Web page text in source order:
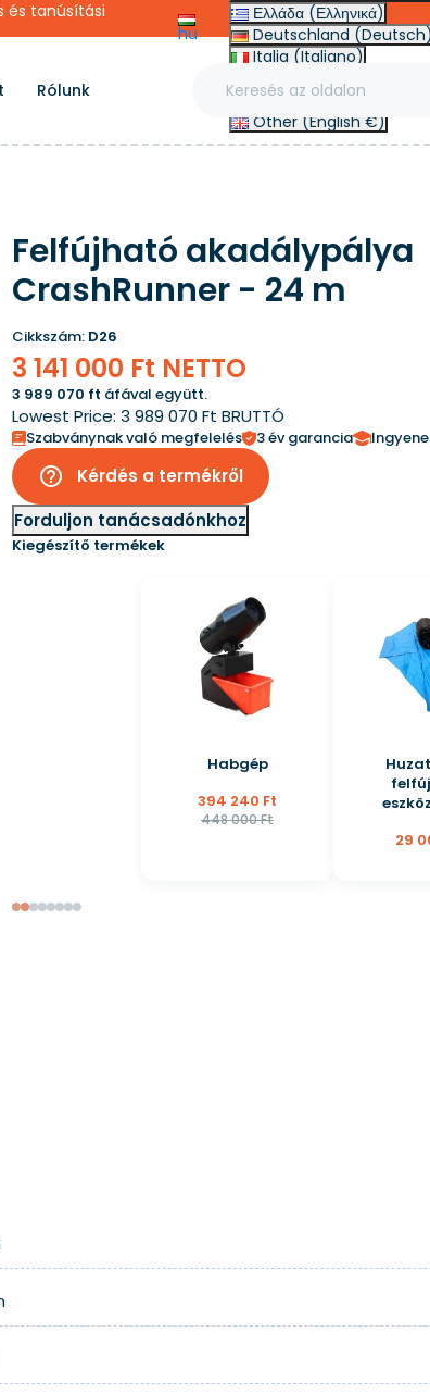
és tanúsítási
hu
Ελλάδα (Ελληνικά)
Deutschland (Deutsch)
Italia (Italiano)
Slovensko (Slovenčina)
France (Français)
Other (English €)
Rólunk
Felfújható akadálypálya
CrashRunner - 24 m
Cikkszám: D26
3 141 000 Ft NETTO
3 989 070 ft áfával együtt.
Lowest Price: 3 989 070 Ft BRUTTÓ
Szabványnak való megfelelés 3 év garancia
help_outline
Kérdés a termékről
Forduljon tanácsadónkhoz
Kiegészítő termékek
Huzat nagy
eszközökhöz